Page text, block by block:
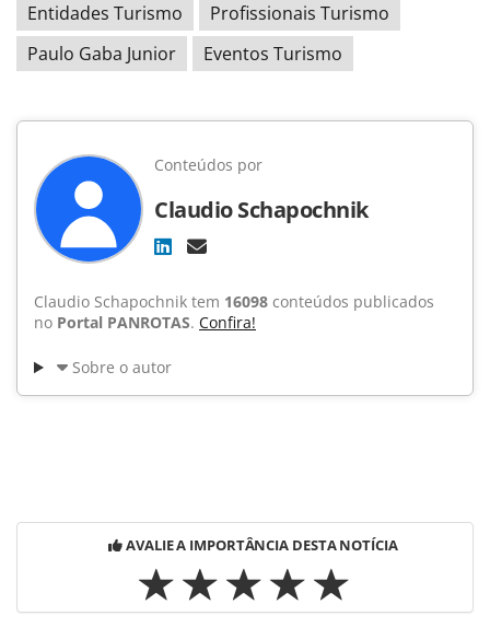
Entidades Turismo
Profissionais Turismo
Paulo Gaba Junior
Eventos Turismo
Conteúdos por
Claudio Schapochnik
Claudio Schapochnik tem 16098 conteúdos publicados
no Portal PANROTAS. Confira!
Sobre o autor
AVALIE A IMPORTÂNCIA DESTA NOTÍCIA